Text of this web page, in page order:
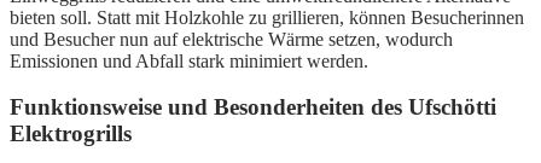
bieten soll. Statt mit Holzkohle zu grillieren, können Besucherinnen
und Besucher nun auf elektrische Wärme setzen, wodurch
Emissionen und Abfall stark minimiert werden.
Funktionsweise und Besonderheiten des Ufschötti
Elektrogrills